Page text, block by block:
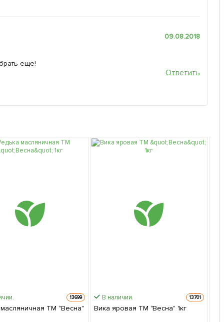
09.08.2018
еще!
Ответить
13699
ТМ "Весна"
В наличии. 13701
Вика яровая ТМ "Весна" 1кг